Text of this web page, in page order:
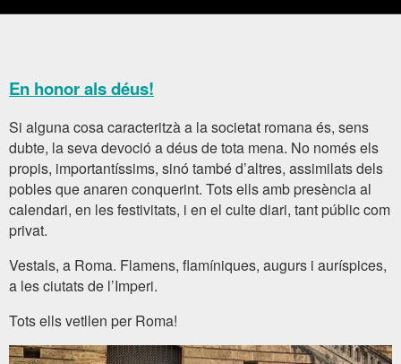
En honor als déus!
Si alguna cosa caracteritzà a la societat romana és, sens
dubte, la seva devoció a déus de tota mena. No només els
propis, importantíssims, sinó també d’altres, assimilats dels
pobles que anaren conquerint. Tots ells amb presència al
calendari, en les festivitats, i en el culte diari, tant públic com
privat.
Vestals, a Roma. Flamens, flamíniques, augurs i auríspices,
a les ciutats de l’Imperi.
Tots ells vetllen per Roma!